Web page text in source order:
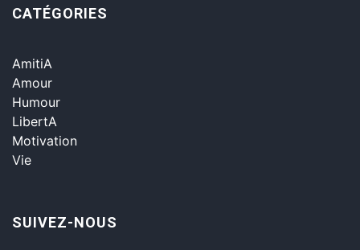
CATÉGORIES
AmitiA
Amour
Humour
LibertA
Motivation
Vie
SUIVEZ-NOUS